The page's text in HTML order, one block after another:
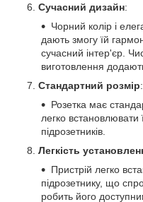
Сучасний дизайн:
Чорний колір і
дають змогу їй
сучасний інтер'єр.
виготовлення
Стандартний розмір:
Розетка має
легко встановлювати
підрозетників.
Легкість
Пристрій легко
підрозетнику, що
робить його